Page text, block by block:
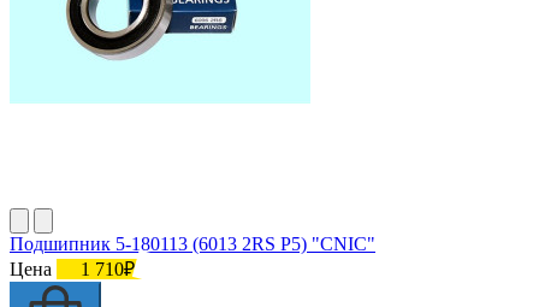
Подшипник 5-180113 (6013 2RS P5) "CNIC"
Цена
1 710₽